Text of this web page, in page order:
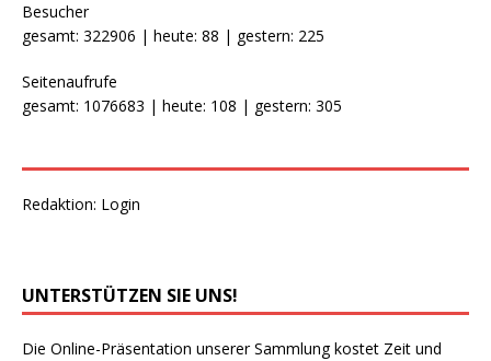
Besucher
gesamt: 322906 | heute: 88 | gestern: 225
Seitenaufrufe
gesamt: 1076683 | heute: 108 | gestern: 305
Redaktion: Login
UNTERSTÜTZEN SIE UNS!
Die Online-Präsentation unserer Sammlung kostet Zeit und